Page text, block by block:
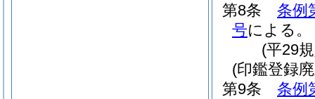
第8条
条例
号による。
(平29
(印鑑登録
第9条
条例